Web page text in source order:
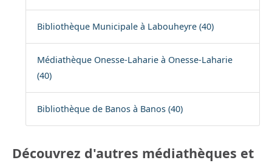
Bibliothèque Municipale à Labouheyre (40)
Médiathèque Onesse-Laharie à Onesse-Laharie
(40)
Bibliothèque de Banos à Banos (40)
Découvrez d'autres médiathèques et